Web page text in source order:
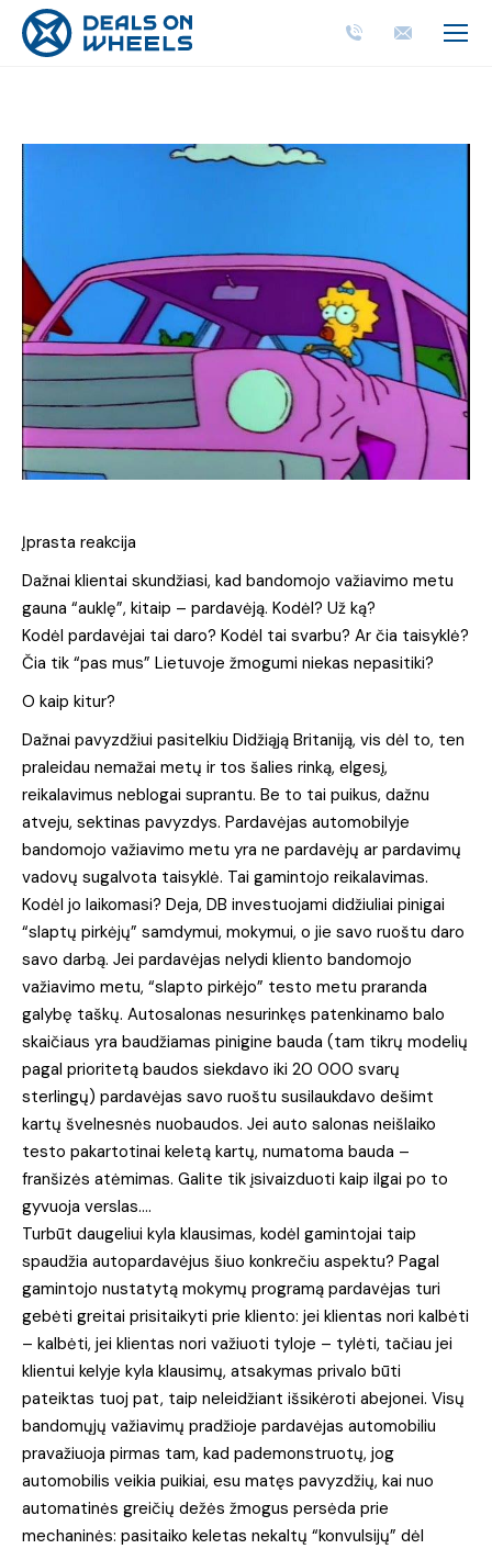
Įprasta reakcija
Dažnai klientai skundžiasi, kad bandomojo važiavimo metu
gauna “auklę”, kitaip – pardavėją. Kodėl? Už ką?
Kodėl pardavėjai tai daro? Kodėl tai svarbu? Ar čia taisyklė?
Čia tik “pas mus” Lietuvoje žmogumi niekas nepasitiki?
O kaip kitur?
Dažnai pavyzdžiui pasitelkiu Didžiąją Britaniją, vis dėl to, ten
praleidau nemažai metų ir tos šalies rinką, elgesį,
reikalavimus neblogai suprantu. Be to tai puikus, dažnu
atveju, sektinas pavyzdys. Pardavėjas automobilyje
bandomojo važiavimo metu yra ne pardavėjų ar pardavimų
vadovų sugalvota taisyklė. Tai gamintojo reikalavimas.
Kodėl jo laikomasi? Deja, DB investuojami didžiuliai pinigai
“slaptų pirkėjų” samdymui, mokymui, o jie savo ruoštu daro
savo darbą. Jei pardavėjas nelydi kliento bandomojo
važiavimo metu, “slapto pirkėjo” testo metu praranda
galybę taškų. Autosalonas nesurinkęs patenkinamo balo
skaičiaus yra baudžiamas pinigine bauda (tam tikrų modelių
pagal prioritetą baudos siekdavo iki 20 000 svarų
sterlingų) pardavėjas savo ruoštu susilaukdavo dešimt
kartų švelnesnės nuobaudos. Jei auto salonas neišlaiko
testo pakartotinai keletą kartų, numatoma bauda –
franšizės atėmimas. Galite tik įsivaizduoti kaip ilgai po to
gyvuoja verslas….
Turbūt daugeliui kyla klausimas, kodėl gamintojai taip
spaudžia autopardavėjus šiuo konkrečiu aspektu? Pagal
gamintojo nustatytą mokymų programą pardavėjas turi
gebėti greitai prisitaikyti prie kliento: jei klientas nori kalbėti
– kalbėti, jei klientas nori važiuoti tyloje – tylėti, tačiau jei
klientui kelyje kyla klausimų, atsakymas privalo būti
pateiktas tuoj pat, taip neleidžiant išsikėroti abejonei. Visų
bandomųjų važiavimų pradžioje pardavėjas automobiliu
pravažiuoja pirmas tam, kad pademonstruotų, jog
automobilis veikia puikiai, esu matęs pavyzdžių, kai nuo
automatinės greičių dežės žmogus persėda prie
mechaninės: pasitaiko keletas nekaltų “konvulsijų” dėl